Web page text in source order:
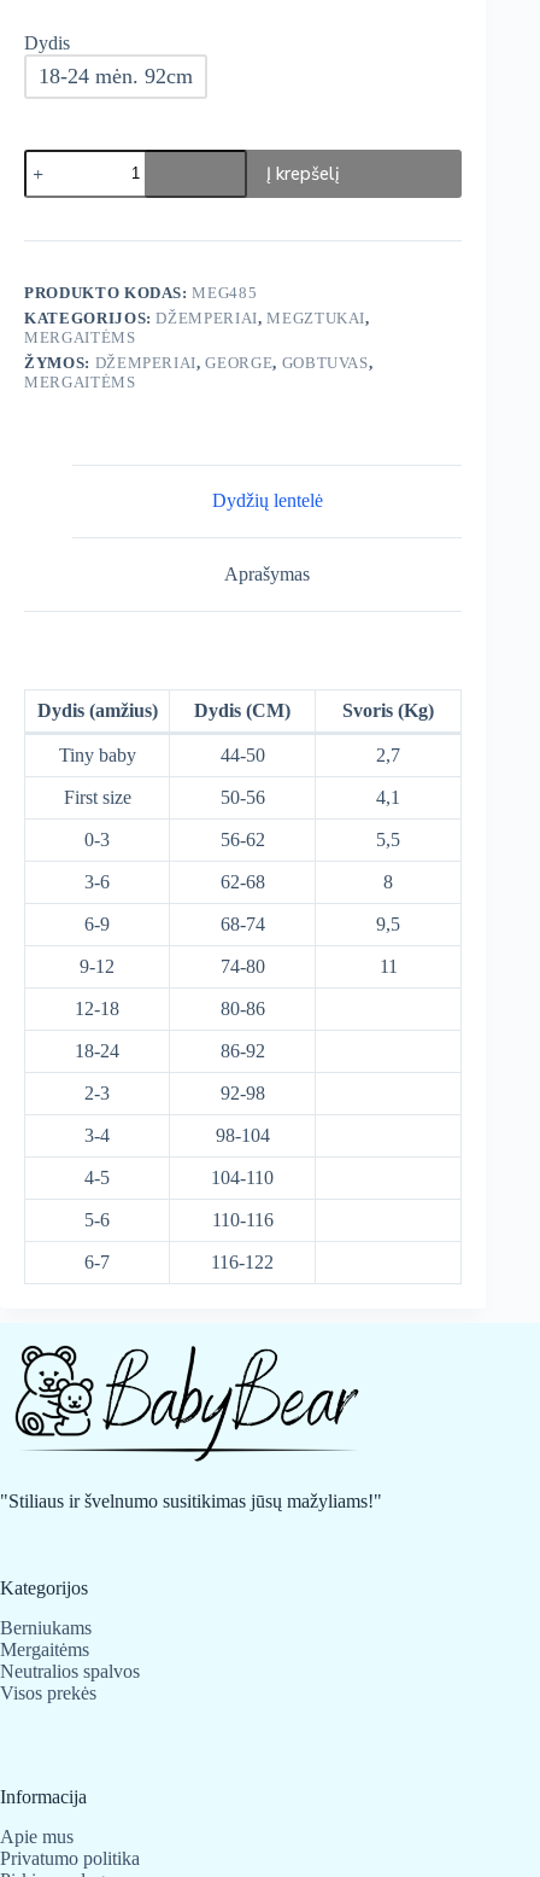
Dydis
18-24 mėn. 92cm
produkto
kiekis:
George
Patrol
Į krepšelį
PRODUKTO KODAS:MEG485
KATEGORIJOS:DŽEMPERIAI,MEGZTUKAI,
MERGAITĖMS
ŽYMOS: DŽEMPERIAI,GEORGE, GOBTUVAS,
MERGAITĖMS
Dydžių lentelė
Aprašymas
Dydis (amžius) Dydis (CM) Svoris (Kg)
Tiny baby 44-50 2,7
First size 50-56 4,1
0-3 56-62 5,5
3-6 62-68 8
6-9 68-74 9,5
9-12 74-80 11
12-18 80-86
18-24 86-92
2-3 92-98
3-4 98-104
4-5 104-110
5-6 110-116
6-7 116-122
"Stiliaus ir švelnumo susitikimas jūsų mažyliams!"
Kategorijos
Berniukams
Mergaitėms
Neutralios spalvos
Visos prekės
Informacija
Apie mus
Privatumo politika